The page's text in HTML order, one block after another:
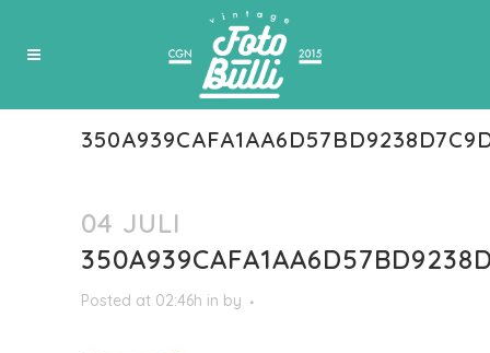
04 JULI
Posted at 02:46h in by